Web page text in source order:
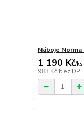
Náboje Norma
1 190 Kč/ks
983 Kč bez DPH